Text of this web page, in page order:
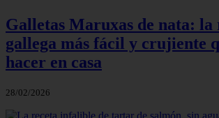
Galletas Maruxas de nata: la
gallega más fácil y crujiente
hacer en casa
28/02/2026